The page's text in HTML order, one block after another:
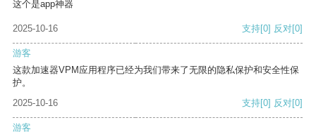
这个是app神器
2025-10-16 支持[0] 反对[0]
游客
这款加速器VPM应用程序已经为我们带来了无限的隐私保护和安全性保
护。
2025-10-16
支持[0] 反对[0]
游客